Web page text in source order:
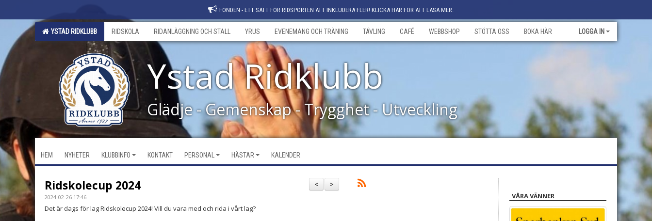
FONDEN - ETT SÄTT FÖR RIDSPORTEN ATT INKLUDERA FLER! KLICKA HÄR FÖR ATT LÄSA MER.
YSTAD RIDKLUBB RIDSKOLA RIDANLÄGGNING OCH STALL YRUS EVENEMANG OCH TRÄNING TÄVLING CAFÉ WEBBSHOP STÖTTA OSS BOKA HÄR LOGGA IN
Ystad Ridklubb
Glädje - Gemenskap - Trygghet - Utveckling
HEM NYHETER KLUBBINFO KONTAKT PERSONAL HÄSTAR KALENDER
>
<
Ridskolecup 2024
2024-02-26 17:46
Det är dags för lag Ridskolecup 2024! Vill du vara med och rida i vårt lag?
VÅRA VÄNNER